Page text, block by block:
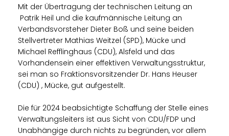
Mit der Übertragung der technischen Leitung an
Patrik Heil und die kaufmännische Leitung an
Verbandsvorsteher Dieter Boß und seine beiden
Stellvertreter Mathias Weitzel (SPD), Mücke und
Michael Refflinghaus (CDU), Alsfeld und das
Vorhandensein einer effektiven Verwaltungsstruktur,
sei man so Fraktionsvorsitzender Dr. Hans Heuser
(CDU) , Mücke, gut aufgestellt.
Die für 2024 beabsichtigte Schaffung der Stelle eines
Verwaltungsleiters ist aus Sicht von CDU/FDP und
Unabhängige durch nichts zu begründen, vor allem